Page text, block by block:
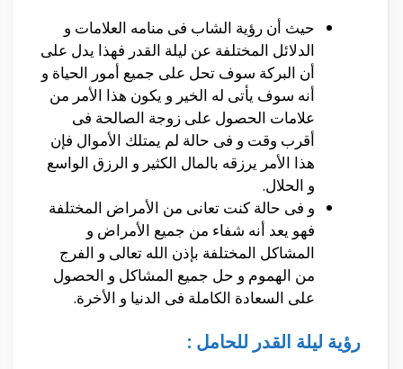
حيث أن رؤية الشاب فى منامه العلامات و
الدلائل المختلفة عن ليلة القدر فهذا يدل على
أن البركة سوف تحل على جميع أمور الحياة و
أنه سوف يأتى له الخير و يكون هذا الأمر من
علامات الحصول على زوجة الصالحة فى
أقرب وقت و فى حالة لم يمتلك الأموال فإن
هذا الأمر يرزقه بالمال الكثير و الرزق الواسع
و الحلال.
و فى حالة كنت تعانى من الأمراض المختلفة
فهو يعد أنه شفاء من جميع الأمراض و
المشاكل المختلفة بإذن الله تعالى و الفرج
من الهموم و حل جميع المشاكل و الحصول
على السعادة الكاملة فى الدنيا و الأخرة.
رؤية ليلة القدر للحامل :